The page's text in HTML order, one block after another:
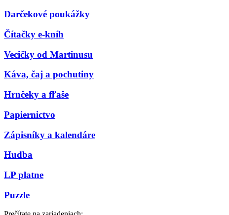
Darčekové poukážky
Čítačky e-kníh
Vecičky od Martinusu
Káva, čaj a pochutiny
Hrnčeky a fľaše
Papiernictvo
Zápisníky a kalendáre
Hudba
LP platne
Puzzle